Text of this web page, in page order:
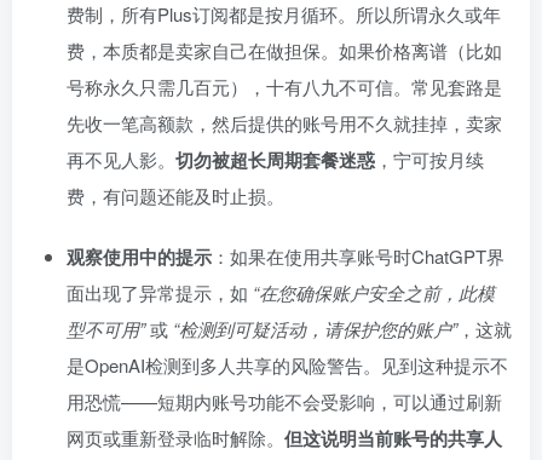
费制，所有Plus订阅都是按月循环。所以所谓永久或年
费，本质都是卖家自己在做担保。如果价格离谱（比如
号称永久只需几百元），十有八九不可信。常见套路是
先收一笔高额款，然后提供的账号用不久就挂掉，卖家
再不见人影。 切勿被超长周期套餐迷惑 ，宁可按月续
费，有问题还能及时止损。
观察使用中的提示 ：如果在使用共享账号时ChatGPT界
面出现了异常提示，如 “在您确保账户安全之前，此模
型不可用”或 “检测到可疑活动，请保护您的账户”，这就
是OpenAI检测到多人共享的风险警告。见到这种提示不
用恐慌——短期内账号功能不会受影响，可以通过刷新
网页或重新登录临时解除。 但这说明当前账号的共享人